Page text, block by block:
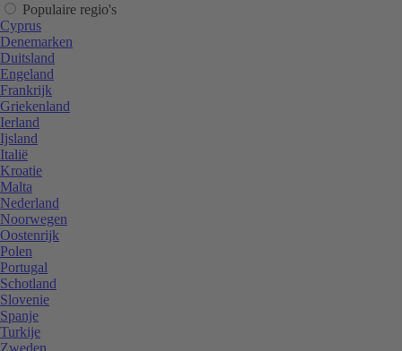
Populaire regio's
Cyprus
Denemarken
Duitsland
Engeland
Frankrijk
Griekenland
Ierland
Ijsland
Italië
Kroatie
Malta
Nederland
Noorwegen
Oostenrijk
Polen
Portugal
Schotland
Slovenie
Spanje
Turkije
Zweden